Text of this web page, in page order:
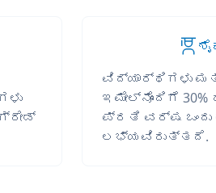
ವಿದ್ಯಾರ್ಥಿಗಳು
ಇಮೇಲ್‌ನೊಂದಿಗೆ
ಪ್ರತಿ ವರ್ಷ
ಲಭ್ಯವಿರುತ್ತದೆ.